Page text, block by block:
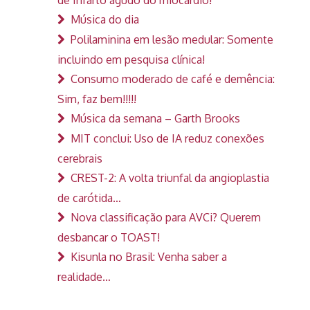
Música do dia
Polilaminina em lesão medular: Somente
incluindo em pesquisa clínica!
Consumo moderado de café e demência:
Sim, faz bem!!!!!
Música da semana – Garth Brooks
MIT conclui: Uso de IA reduz conexões
cerebrais
CREST-2: A volta triunfal da angioplastia
de carótida…
Nova classificação para AVCi? Querem
desbancar o TOAST!
Kisunla no Brasil: Venha saber a
realidade…